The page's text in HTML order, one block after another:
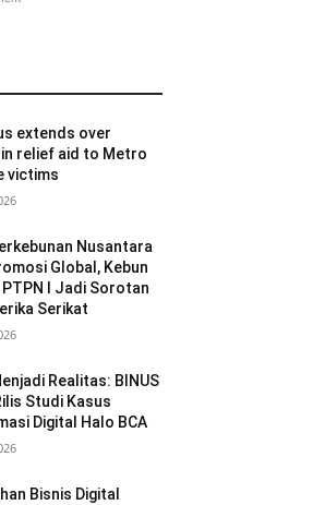
extends over
relief aid to Metro
victims
Nusantara
Global, Kebun
PTPN I Jadi Sorotan
Serikat
Realitas: BINUS
Studi Kasus
Digital Halo BCA
Bisnis Digital